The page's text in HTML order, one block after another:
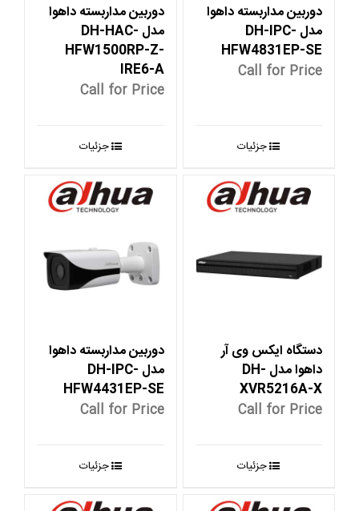
دوربین مداربسته داهوا
مدل DH-IPC-
HFW4831EP-SE
Call for Price
جزئیات
دوربین مداربسته داهوا
مدل DH-HAC-
HFW1500RP-Z-
IRE6-A
Call for Price
جزئیات
دستگاه ایکس وی آر
داهوا مدل DH-
XVR5216A-X
Call for Price
جزئیات
دوربین مداربسته داهوا
مدل DH-IPC-
HFW4431EP-SE
Call for Price
جزئیات